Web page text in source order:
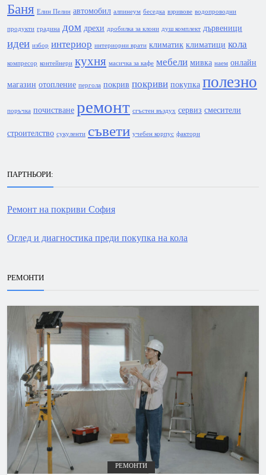
Баня Елин Пелин автомобил алпинеум беседка взривове водопроводни
продукти градина дом дрехи дробилка за клони душ комплект дървеници
идеи избор интериор интериорни врати климатик климатици кола
компресор контейнери кухня масичка за кафе мебели мивка наем онлайн
магазин отопление пергола покрив покриви покупка полезно
поръчка почистване ремонт сгъстен въздух сервиз смесители
строителство сукуленти съвети учебен корпус фактори
ПАРТНЬОРИ:
Ремонт на покриви София
Оглед и диагностика преди покупка на кола
РЕМОНТИ
РЕМОНТИ